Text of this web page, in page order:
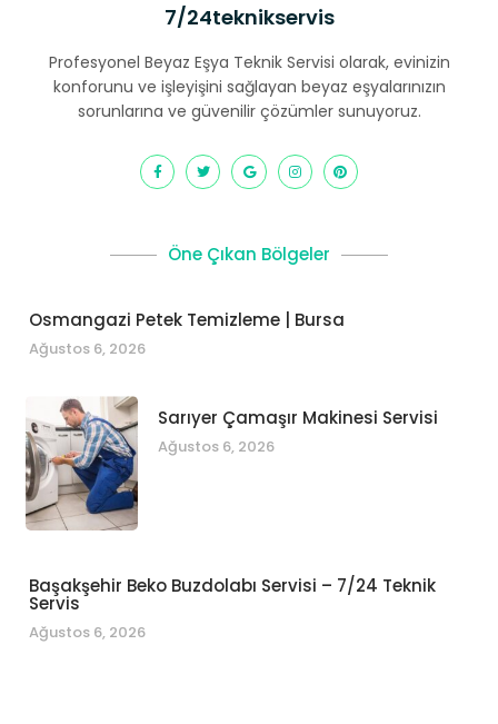
7/24teknikservis
Profesyonel Beyaz Eşya Teknik Servisi olarak, evinizin
konforunu ve işleyişini sağlayan beyaz eşyalarınızın
sorunlarına ve güvenilir çözümler sunuyoruz.
Öne Çıkan Bölgeler
Osmangazi Petek Temizleme | Bursa
Ağustos 6, 2026
Sarıyer Çamaşır Makinesi Servisi
Ağustos 6, 2026
Başakşehir Beko Buzdolabı Servisi – 7/24 Teknik
Servis
Ağustos 6, 2026